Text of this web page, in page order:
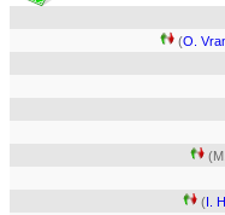
(O.
(I.